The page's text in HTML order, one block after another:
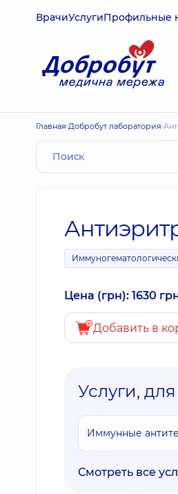
ВрачиУслугиПрофильные
Главная Добробут лаборатория
Цена (грн): 1630
Добавить в
Услуги,
Иммунные
Смотреть все